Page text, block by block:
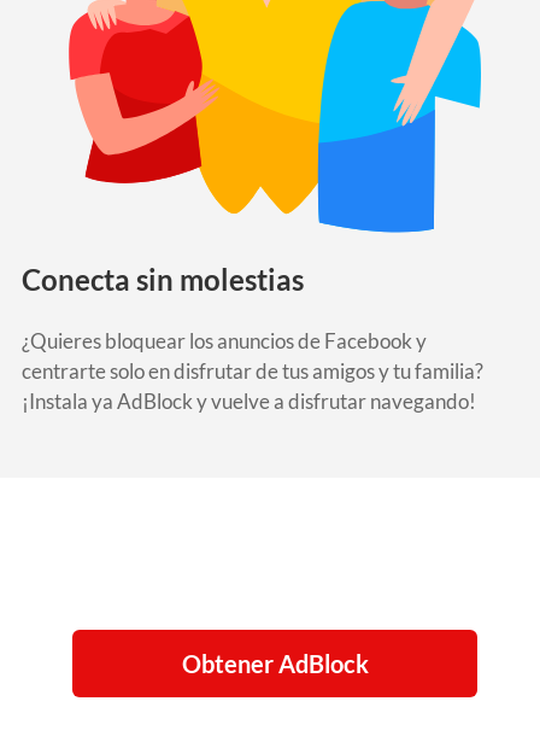
Conecta sin molestias
¿Quieres bloquear los anuncios de Facebook y
centrarte solo en disfrutar de tus amigos y tu familia?
¡Instala ya AdBlock y vuelve a disfrutar navegando!
Obtener AdBlock